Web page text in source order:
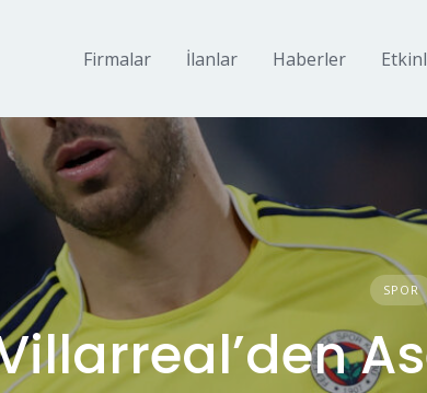
Firmalar İlanlar Haberler
SPOR